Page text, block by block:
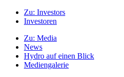
Zu: Investors
Investoren
Zu: Media
News
Hydro auf einen Blick
Mediengalerie